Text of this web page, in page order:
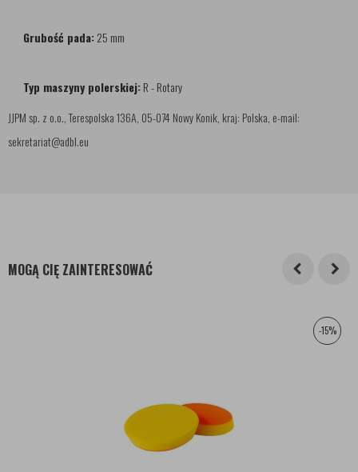
Grubość pada:25 mm
Typ maszyny polerskiej:R - Rotary
JJPM sp. z o.o., Terespolska 136A, 05-074 Nowy Konik, kraj: Polska, e-mail:
sekretariat@adbl.eu
MOGĄ CIĘ ZAINTERESOWAĆ
-15%